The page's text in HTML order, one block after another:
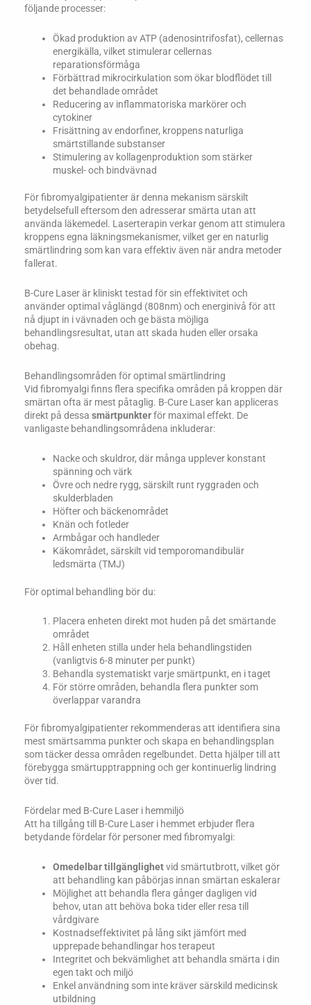
följande processer:
Ökad produktion av ATP (adenosintrifosfat), cellernas
energikälla, vilket stimulerar cellernas
reparationsförmåga
Förbättrad mikrocirkulation som ökar blodflödet till
det behandlade området
Reducering av inflammatoriska markörer och
cytokiner
Frisättning av endorfiner, kroppens naturliga
smärtstillande substanser
Stimulering av kollagenproduktion som stärker
muskel- och bindvävnad
För fibromyalgipatienter är denna mekanism särskilt
betydelsefull eftersom den adresserar smärta utan att
använda läkemedel. Laserterapin verkar genom att stimulera
kroppens egna läkningsmekanismer, vilket ger en naturlig
smärtlindring som kan vara effektiv även när andra metoder
fallerat.
B-Cure Laser är kliniskt testad för sin effektivitet och
använder optimal våglängd (808nm) och energinivå för att
nå djupt in i vävnaden och ge bästa möjliga
behandlingsresultat, utan att skada huden eller orsaka
obehag.
Behandlingsområden för optimal smärtlindring
Vid fibromyalgi finns flera specifika områden på kroppen där
smärtan ofta är mest påtaglig. B-Cure Laser kan appliceras
direkt på dessa smärtpunkterför maximal effekt. De
vanligaste behandlingsområdena inkluderar:
Nacke och skuldror, där många upplever konstant
spänning och värk
Övre och nedre rygg, särskilt runt ryggraden och
skulderbladen
Höfter och bäckenområdet
Knän och fotleder
Armbågar och handleder
Käkområdet, särskilt vid temporomandibulär
ledsmärta (TMJ)
För optimal behandling bör du:
Placera enheten direkt mot huden på det smärtande
området
Håll enheten stilla under hela behandlingstiden
(vanligtvis 6-8 minuter per punkt)
Behandla systematiskt varje smärtpunkt, en i taget
För större områden, behandla flera punkter som
överlappar varandra
För fibromyalgipatienter rekommenderas att identifiera sina
mest smärtsamma punkter och skapa en behandlingsplan
som täcker dessa områden regelbundet. Detta hjälper till att
förebygga smärtupptrappning och ger kontinuerlig lindring
över tid.
Fördelar med B-Cure Laser i hemmiljö
Att ha tillgång till B-Cure Laser i hemmet erbjuder flera
betydande fördelar för personer med fibromyalgi:
Omedelbar tillgänglighetvid smärtutbrott, vilket gör
att behandling kan påbörjas innan smärtan eskalerar
Möjlighet att behandla flera gånger dagligen vid
behov, utan att behöva boka tider eller resa till
vårdgivare
Kostnadseffektivitet på lång sikt jämfört med
upprepade behandlingar hos terapeut
Integritet och bekvämlighet att behandla smärta i din
egen takt och miljö
Enkel användning som inte kräver särskild medicinsk
utbildning